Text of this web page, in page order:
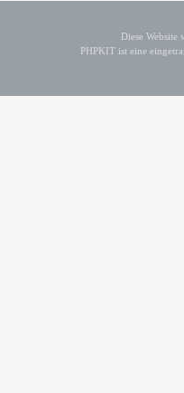
Diese
PHPKIT ist eine